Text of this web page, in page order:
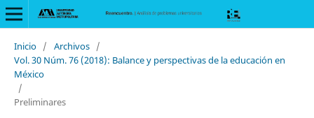
Inicio / Archivos /
Vol. 30 Núm. 76 (2018): Balance y perspectivas de la educación en
México
/
Preliminares